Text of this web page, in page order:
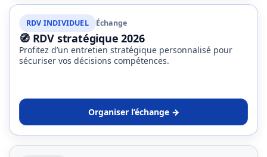
RDV INDIVIDUEL Échange
🧭 RDV stratégique 2026
Profitez d’un entretien stratégique personnalisé pour
sécuriser vos décisions compétences.
Organiser l’échange →